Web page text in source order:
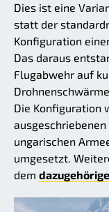
Dies ist eine
statt der
Konfiguration
Das daraus
Flugabwehr auf
Die Konfiguration
ungarischen
umgesetzt.
dem